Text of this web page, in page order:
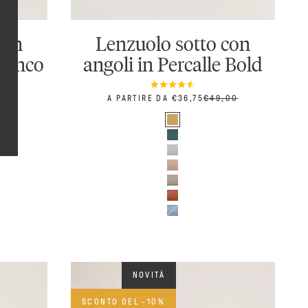
Lenzuolo sotto con
angoli in Percalle Bold
PREZZO SCONTATO
A PARTIRE DA €36,75PREZZO
€49,00
Senape
Petrolio
Grigio perla
Rosa
Tortora
Ruggine
Azzurro
NOVITÀ
SCONTO DEL -10%